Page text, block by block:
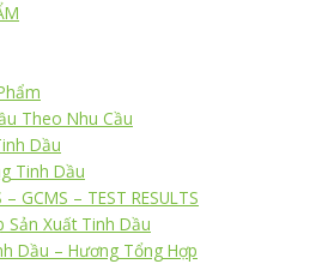
Theo Nhu Cầu
Dầu
Tinh Dầu
GCMS – TEST RESULTS
Sản Xuất Tinh Dầu
Dầu – Hương Tổng Hợp